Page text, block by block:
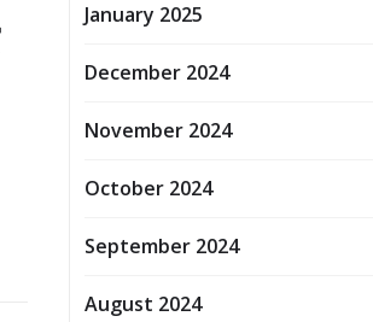
January 2025
December 2024
November 2024
October 2024
September 2024
August 2024